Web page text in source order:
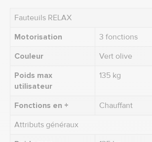
Fauteuils RELAX
Motorisation
3 fonctions
Couleur
Vert olive
Poids max
utilisateur
135 kg
Fonctions en +
Chauffant
Attributs généraux